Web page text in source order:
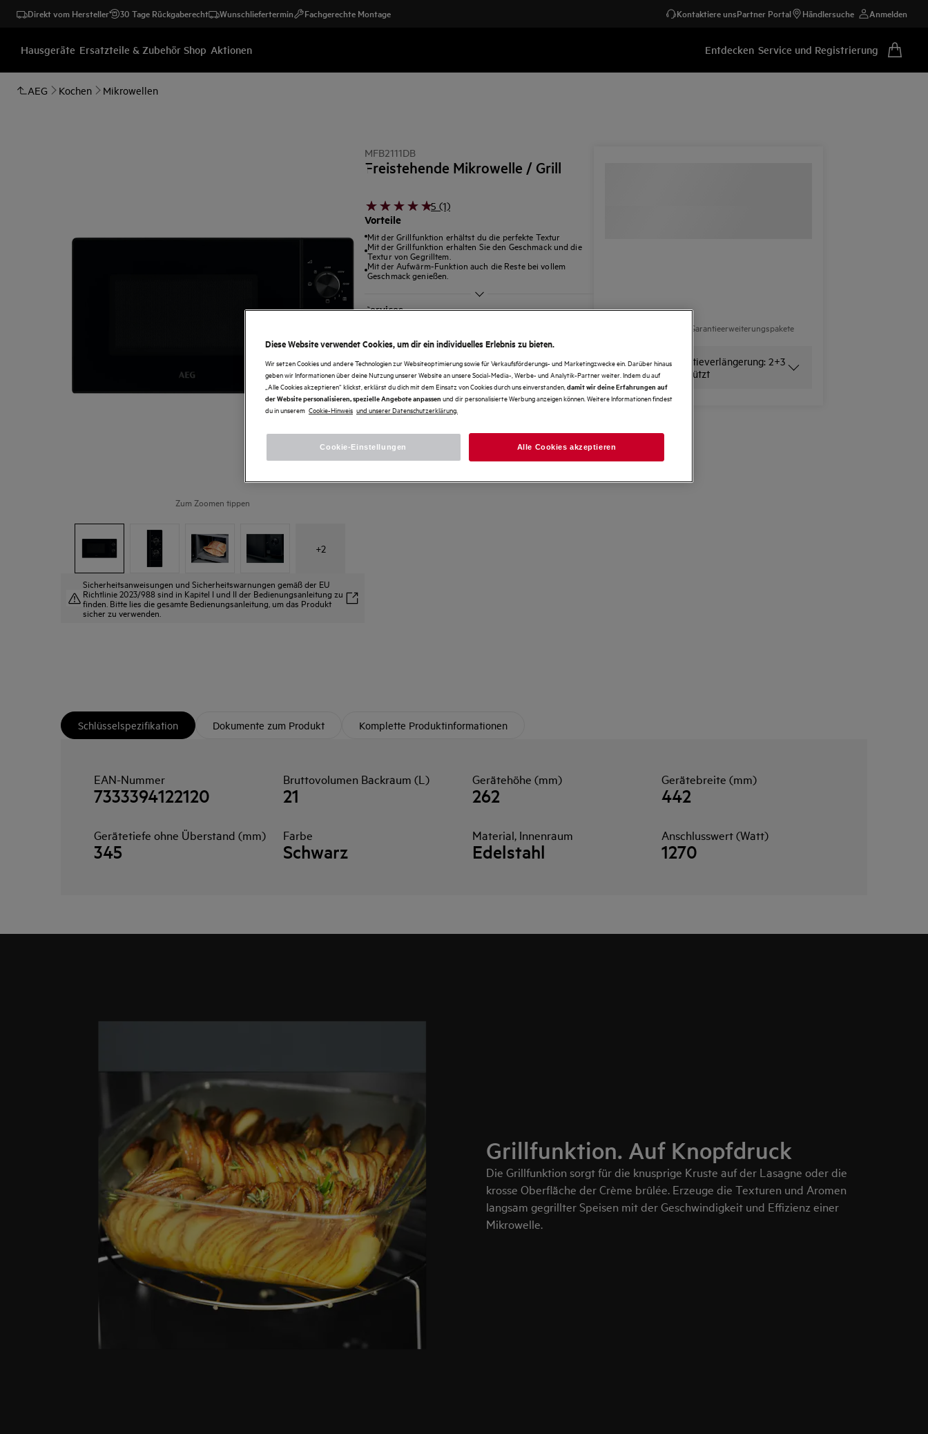
Direkt vom Hersteller 30 Tage Rückgaberecht Wunschliefertermin Fachgerechte Montage Kontaktiere unsPartner Portal Händlersuche Anmelden
Hausgeräte Ersatzteile & Zubehör Shop Aktionen Entdecken Service und Registrierung
AEG Kochen Mikrowellen
Zum Zoomen tippen
+2
Sicherheitsanweisungen und Sicherheitswarnungen gemäß der EU
Richtlinie 2023/988 sind in Kapitel I und II der Bedienungsanleitung zu
finden. Bitte lies die gesamte Bedienungsanleitung, um das Produkt
sicher zu verwenden.
MFB2111DB
Freistehende Mikrowelle / Grill
5 (1)
Vorteile
Mit der Grillfunktion erhältst du die perfekte Textur
Mit der Grillfunktion erhalten Sie den Geschmack und die
Textur von Gegrilltem.
Mit der Aufwärm-Funktion auch die Reste bei vollem
Geschmack genießen.
Services
Werktage)
Kostenlos
Paketshop (Lieferzeit 1-3
Werktage)
Kostenlos
Zahlungsoption für Garantieerweiterungspakete
Neue Garantieverlängerung: 2+3
Jahre geschützt
Schlüsselspezifikation Dokumente zum Produkt Komplette Produktinformationen
EAN-Nummer
7333394122120
Bruttovolumen Backraum (L)
21
Gerätehöhe (mm)
262
Gerätebreite (mm)
442
Gerätetiefe ohne Überstand (mm)
345
Farbe
Schwarz
Material, Innenraum
Edelstahl
Anschlusswert (Watt)
1270
Grillfunktion. Auf Knopfdruck
Die Grillfunktion sorgt für die knusprige Kruste auf der Lasagne oder die
krosse Oberfläche der Crème brûlée. Erzeuge die Texturen und Aromen
langsam gegrillter Speisen mit der Geschwindigkeit und Effizienz einer
Mikrowelle.
Diese Website verwendet Cookies, um dir ein individuelles Erlebnis zu bieten.
Wir setzen Cookies und andere Technologien zur Websiteoptimierung sowie für Verkaufsförderungs- und Marketingzwecke ein. Darüber hinaus
geben wir Informationen über deine Nutzung unserer Website an unsere Social-Media-, Werbe- und Analytik-Partner weiter. Indem du auf
„Alle Cookies akzeptieren“ klickst, erklärst du dich mit dem Einsatz von Cookies durch uns einverstanden, damit wir deine Erfahrungen auf
der Website personalisieren, spezielle Angebote anpassen und dir personalisierte Werbung anzeigen können. Weitere Informationen findest
du in unserem Cookie-Hinweis und unserer Datenschutzerklärung.
Cookie-Einstellungen Alle Cookies akzeptieren